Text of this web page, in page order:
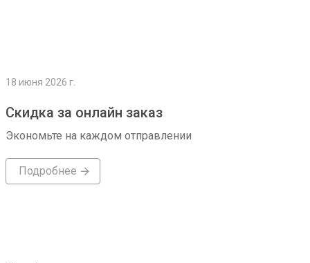
18 июня 2026 г.
Скидка за онлайн заказ
Экономьте на каждом отправлении
Подробнее